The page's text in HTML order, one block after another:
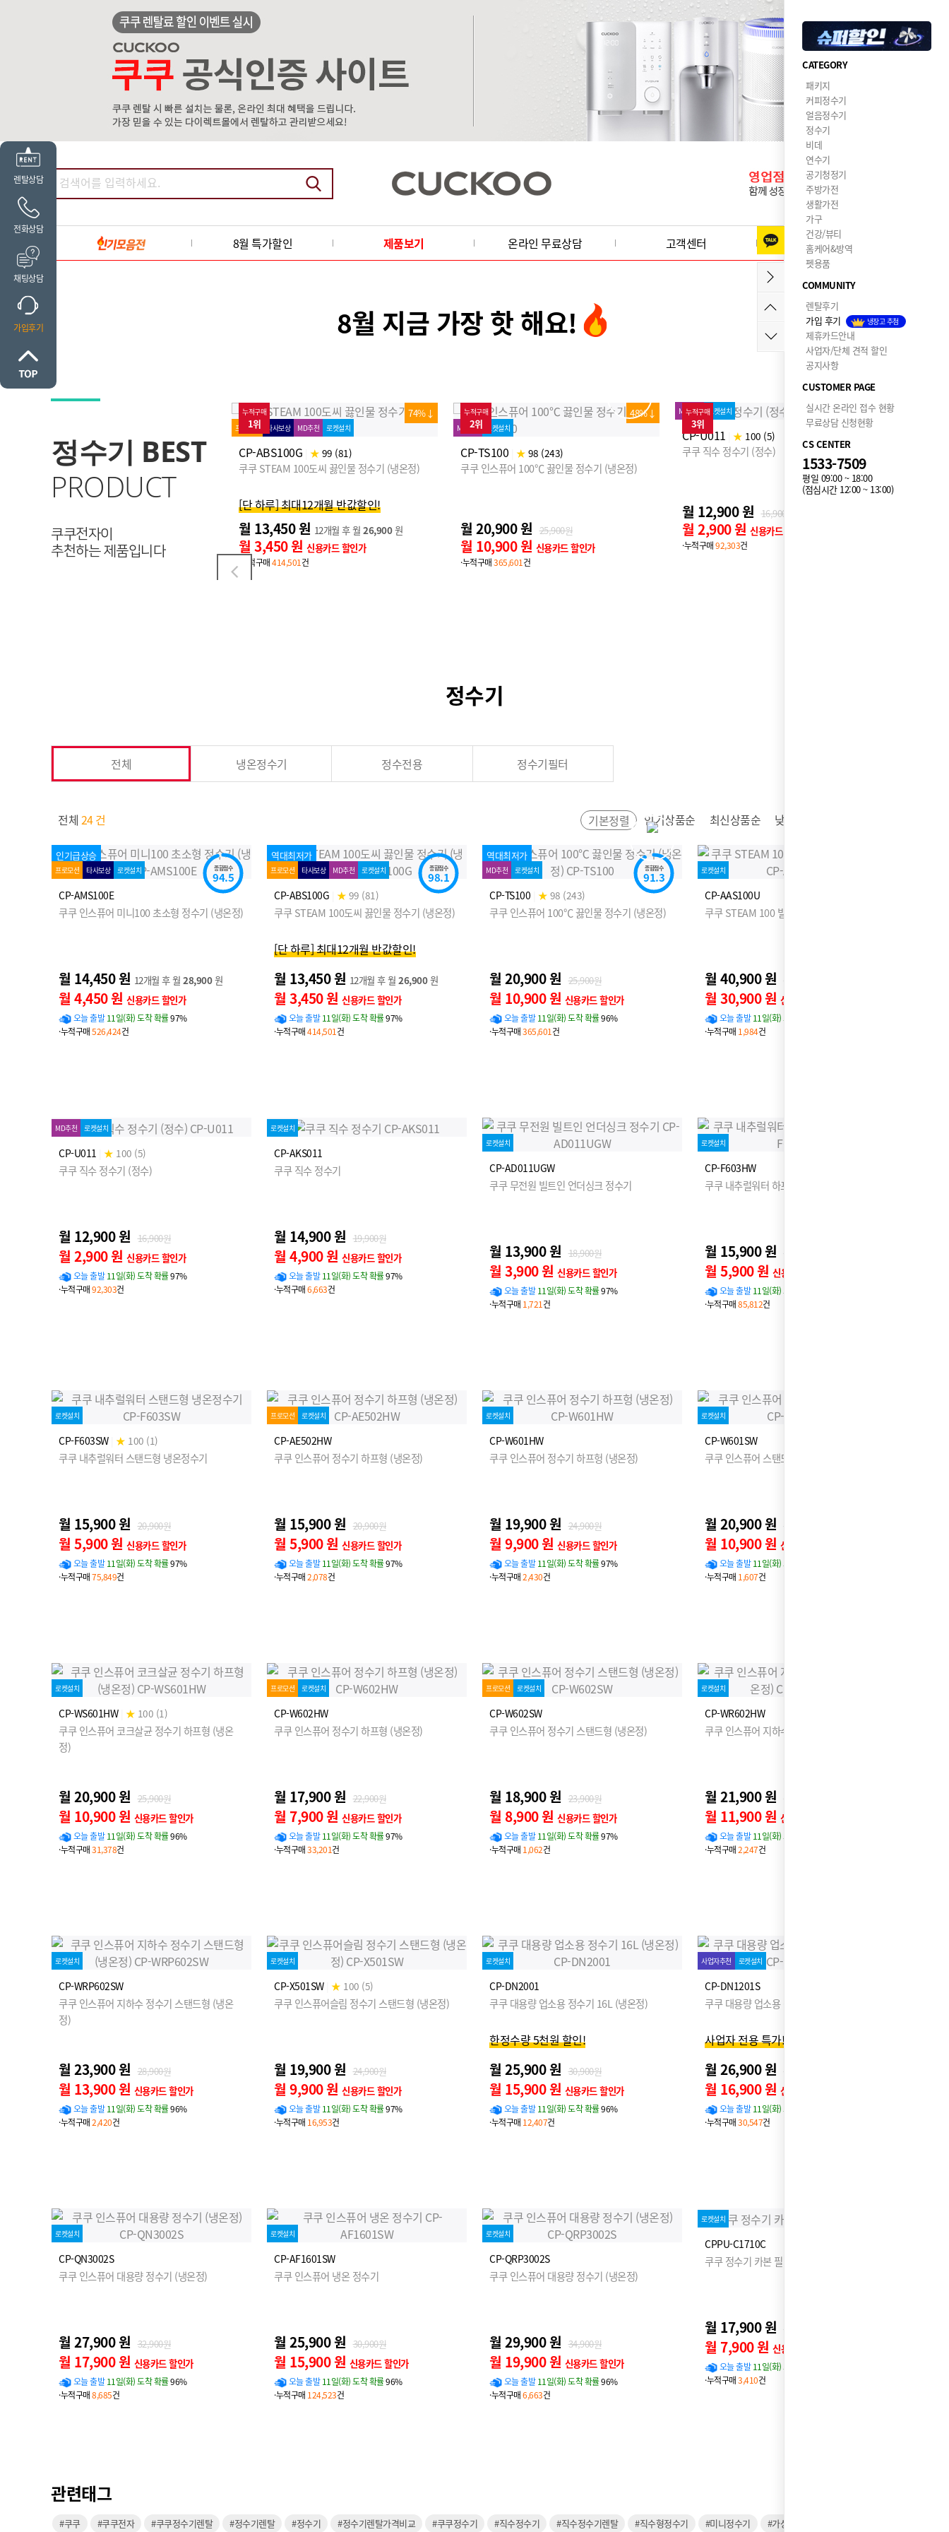
8월 특가할인 제품보기 온라인 무료상담 고객센터 이달의혜택
8월 지금 가장 핫 해요!
정수기 BEST
PRODUCT
쿠쿠전자이
추천하는 제품입니다
CP-ABS100G |★99 (81)
쿠쿠 STEAM 100도씨 끓인물 정수기 (냉온정)
월 13,450 원12개월 후 월
월 3,450 원신용카드 할인가
누적구매
2위
48%↓
MD추천 로켓설치
CP-TS100|★ 98 (243)
쿠쿠 인스퓨어 100℃ 끓인물 정수기 (냉온정)
월 20,900 원 25,900원
월 10,900 원신용카드 할인가
·누적구매365,601건
누적구매
3위
78%↓
MD추천 로켓설치
CP-U011|★
쿠쿠 직수 정수기 (정수)
월 2,900 원신용카드 할인가
·누적구매 92,303 건
누적구매
1위
74%↓
프로모션
CP-ABS100G ★99 (81)
쿠쿠 STEAM 100도씨 끓인물 정수기 (냉온정)
[단 하루] 최대12개월 반값할인!
월 13,450 원12개월 후 월
월 3,450 원
정수기
전체 냉온정수기 정수전용 정수기필터
전체 24 건 기본정렬 인기상품순 최신상품순 낮은가격순
인기급상승
종합점수
94.5
프로모션 타사보상 로켓설치
CP-AMS100E
쿠쿠 인스퓨어 미니100 초소형 정수기 (냉온정)
월 14,450 원 12개월 후 월 28,900원
월 4,450 원 신용카드 할인가
오늘 출발 11일(화) 도착 확률97%
·누적구매526,424건
역대최저가
종합점수
98.1
프로모션 타사보상 MD추천 로켓설치
CP-ABS100G ★ 99 (81)
쿠쿠 STEAM 100도씨 끓인물 정수기 (냉온정)
[단 하루] 최대12개월 반값할인!
월 13,450 원 12개월 후 월 26,900원
월 3,450 원 신용카드 할인가
오늘 출발 11일(화) 도착 확률97%
·누적구매414,501건
역대최저가
종합점수
91.3
MD추천 로켓설치
CP-TS100 ★ 98 (243)
쿠쿠 인스퓨어 100℃ 끓인물 정수기 (냉온정)
월 20,900 원 25,900원
월 10,900 원 신용카드 할인가
오늘 출발 11일(화) 도착 확률96%
·누적구매365,601건
로켓설치
CP-AAS100U
쿠쿠 STEAM 100 빌트인 정수기 (냉온정)
월 40,900 원 45,900원
월 30,900 원 신용카드 할인가
오늘 출발 11일(화) 도착 확률
·누적구매 1,984건
MD추천 로켓설치
CP-U011 ★ 100 (5)
쿠쿠 직수 정수기 (정수)
월 12,900 원 16,900원
월 2,900 원 신용카드 할인가
오늘 출발 11일(화) 도착 확률97%
·누적구매92,303건
로켓설치
CP-AKS011
쿠쿠 직수 정수기
월 14,900 원 19,900원
월 4,900 원 신용카드 할인가
오늘 출발 11일(화) 도착 확률97%
·누적구매6,663건
로켓설치
CP-AD011UGW
쿠쿠 무전원 빌트인 언더싱크 정수기
월 13,900 원 18,900원
월 3,900 원 신용카드 할인가
오늘 출발 11일(화) 도착 확률97%
·누적구매 1,721건
로켓설치
CP-F603HW
쿠쿠 내추럴워터 하프형 냉온정수기
월 15,900 원 17,900원
월 5,900 원 신용카드 할인가
오늘 출발 11일(화) 도착 확률
·누적구매85,812건
로켓설치
CP-F603SW ★ 100 (1)
쿠쿠 내추럴워터 스탠드형 냉온정수기
월 15,900 원 20,900원
월 5,900 원 신용카드 할인가
오늘 출발 11일(화) 도착 확률97%
·누적구매75,849건
프로모션 로켓설치
CP-AE502HW
쿠쿠 인스퓨어 정수기 하프형 (냉온정)
월 15,900 원 20,900원
월 5,900 원 신용카드 할인가
오늘 출발 11일(화) 도착 확률97%
·누적구매2,078건
로켓설치
CP-W601HW
쿠쿠 인스퓨어 정수기 하프헝 (냉온정)
월 19,900 원 24,900원
월 9,900 원 신용카드 할인가
오늘 출발 11일(화) 도착 확률97%
·누적구매2,430건
로켓설치
CP-W601SW
쿠쿠 인스퓨어 스탠드 정수기 (냉온정)
월 20,900 원 25,900원
월 10,900 원 신용카드 할인가
오늘 출발 11일(화) 도착 확률
·누적구매 1,607건
로켓설치
CP-WS601HW ★ 100 (1)
쿠쿠 인스퓨어 코크살균 정수기 하프형 (냉온
정)
월 20,900 원 25,900원
월 10,900 원 신용카드 할인가
오늘 출발 11일(화) 도착 확률96%
·누적구매31,378건
프로모션 로켓설치
CP-W602HW
쿠쿠 인스퓨어 정수기 하프형 (냉온정)
월 17,900 원 22,900원
월 7,900 원 신용카드 할인가
오늘 출발 11일(화) 도착 확률97%
·누적구매33,201건
프로모션 로켓설치
CP-W602SW
쿠쿠 인스퓨어 정수기 스탠드형 (냉온정)
월 18,900 원 23,900원
월 8,900 원 신용카드 할인가
오늘 출발 11일(화) 도착 확률97%
·누적구매 1,062건
로켓설치
CP-WR602HW
쿠쿠 인스퓨어 지하수 정수기 하프형 (냉온정)
월 21,900 원 26,900원
월 11,900 원 신용카드 할인가
오늘 출발 11일(화) 도착 확률
·누적구매2,247건
로켓설치
CP-WRP602SW
쿠쿠 인스퓨어 지하수 정수기 스탠드형 (냉온
정)
월 23,900 원 28,900원
월 13,900 원 신용카드 할인가
오늘 출발 11일(화) 도착 확률96%
·누적구매2,420건
로켓설치
CP-X501SW ★ 100 (5)
쿠쿠 인스퓨어슬림 정수기 스탠드형 (냉온정)
월 19,900 원 24,900원
월 9,900 원 신용카드 할인가
오늘 출발 11일(화) 도착 확률97%
·누적구매 16,953건
로켓설치
CP-DN2001
쿠쿠 대용량 업소용 정수기 16L (냉온정)
한정수량 5천원 할인!
월 25,900 원 30,900원
월 15,900 원 신용카드 할인가
오늘 출발 11일(화) 도착 확률96%
·누적구매 12,407건
사업자추천 로켓설치
CP-DN1201S
쿠쿠 대용량 업소용 정수기 12L (냉온정)
사업자 전용 특가!
월 26,900 원 31,900원
월 16,900 원 신용카드 할인가
오늘 출발 11일(화) 도착 확률
·누적구매30,547건
로켓설치
CP-QN3002S
쿠쿠 인스퓨어 대용량 정수기 (냉온정)
월 27,900 원 32,900원
월 17,900 원 신용카드 할인가
오늘 출발 11일(화) 도착 확률96%
·누적구매8,685건
로켓설치
CP-AF1601SW
쿠쿠 인스퓨어 냉온 정수기
월 25,900 원 30,900원
월 15,900 원 신용카드 할인가
오늘 출발 11일(화) 도착 확률96%
·누적구매 124,523건
로켓설치
CP-QRP3002S
쿠쿠 인스퓨어 대용량 정수기 (냉온정)
월 29,900 원 34,900원
월 19,900 원 신용카드 할인가
오늘 출발 11일(화) 도착 확률96%
·누적구매6,663건
로켓설치
CPPU-C1710C
쿠쿠 정수기 카본 필터
월 17,900 원 22,900원
월 7,900 원 신용카드 할인가
오늘 출발 11일(화) 도착 확률
·누적구매3,410건
관련태그
#쿠쿠 #쿠쿠전자 #쿠쿠정수기렌탈 #정수기렌탈 #정수기 #정수기렌탈가격비교 #쿠쿠정수기 #직수정수기 #직수정수기렌탈 #직수형정수기 #미니정수기 #가성비정수기
렌탈상담
전화상담
채팅상담
가입후기
CATEGORY
패키지
커피정수기
얼음정수기
정수기
비데
연수기
공기청정기
주방가전
생활가전
가구
건강/뷰티
홈케어&방역
펫용품
COMMUNITY
렌탈후기
가입 후기
냉장고 추첨
제휴카드안내
사업자/단체 견적 할인
공지사항
CUSTOMER PAGE
실시간 온라인 접수 현황
무료상담 신청현황
CS CENTER
1533-7509
평일 09:00 ~ 18:00
(점심시간 12:00 ~ 13:00)